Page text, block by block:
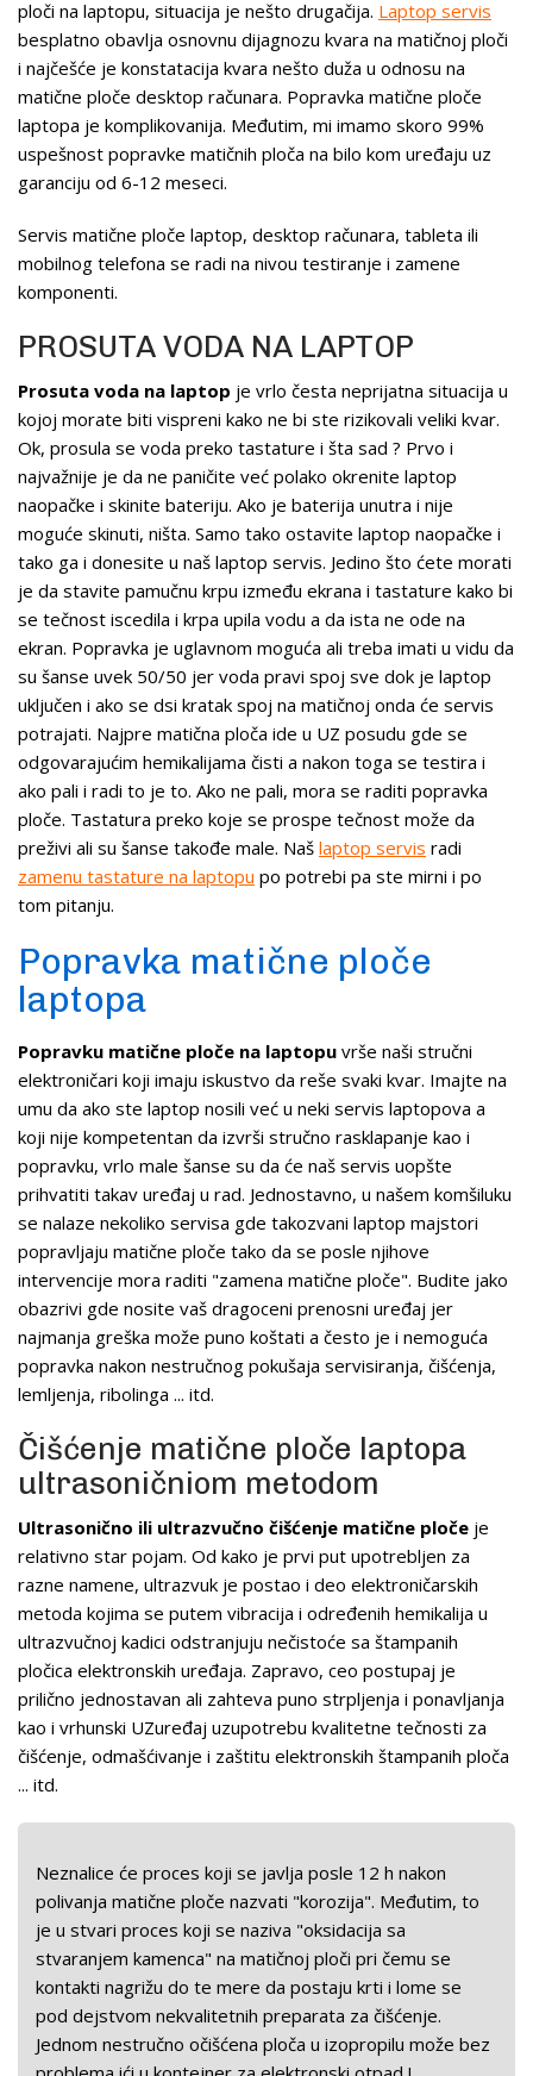
ploči na laptopu, situacija je nešto drugačija. Laptop servis
besplatno obavlja osnovnu dijagnozu kvara na matičnoj ploči
i najčešće je konstatacija kvara nešto duža u odnosu na
matične ploče desktop računara. Popravka matične ploče
laptopa je komplikovanija. Međutim, mi imamo skoro 99%
uspešnost popravke matičnih ploča na bilo kom uređaju uz
garanciju od 6-12 meseci.
Servis matične ploče laptop, desktop računara, tableta ili
mobilnog telefona se radi na nivou testiranje i zamene
komponenti.
PROSUTA VODA NA LAPTOP
Prosuta voda na laptop je vrlo česta neprijatna situacija u
kojoj morate biti vispreni kako ne bi ste rizikovali veliki kvar.
Ok, prosula se voda preko tastature i šta sad ? Prvo i
najvažnije je da ne paničite već polako okrenite laptop
naopačke i skinite bateriju. Ako je baterija unutra i nije
moguće skinuti, ništa. Samo tako ostavite laptop naopačke i
tako ga i donesite u naš laptop servis. Jedino što ćete morati
je da stavite pamučnu krpu između ekrana i tastature kako bi
se tečnost iscedila i krpa upila vodu a da ista ne ode na
ekran. Popravka je uglavnom moguća ali treba imati u vidu da
su šanse uvek 50/50 jer voda pravi spoj sve dok je laptop
uključen i ako se dsi kratak spoj na matičnoj onda će servis
potrajati. Najpre matična ploča ide u UZ posudu gde se
odgovarajućim hemikalijama čisti a nakon toga se testira i
ako pali i radi to je to. Ako ne pali, mora se raditi popravka
ploče. Tastatura preko koje se prospe tečnost može da
preživi ali su šanse takođe male. Naš laptop servis radi
zamenu tastature na laptopu po potrebi pa ste mirni i po
tom pitanju.
Popravka matične ploče
laptopa
Popravku matične ploče na laptopu vrše naši stručni
elektroničari koji imaju iskustvo da reše svaki kvar. Imajte na
umu da ako ste laptop nosili već u neki servis laptopova a
koji nije kompetentan da izvrši stručno rasklapanje kao i
popravku, vrlo male šanse su da će naš servis uopšte
prihvatiti takav uređaj u rad. Jednostavno, u našem komšiluku
se nalaze nekoliko servisa gde takozvani laptop majstori
popravljaju matične ploče tako da se posle njihove
intervencije mora raditi "zamena matične ploče". Budite jako
obazrivi gde nosite vaš dragoceni prenosni uređaj jer
najmanja greška može puno koštati a često je i nemoguća
popravka nakon nestručnog pokušaja servisiranja, čišćenja,
lemljenja, ribolinga ... itd.
Čišćenje matične ploče laptopa
ultrasoničniom metodom
Ultrasonično ili ultrazvučno čišćenje matične ploče je
relativno star pojam. Od kako je prvi put upotrebljen za
razne namene, ultrazvuk je postao i deo elektroničarskih
metoda kojima se putem vibracija i određenih hemikalija u
ultrazvučnoj kadici odstranjuju nečistoće sa štampanih
pločica elektronskih uređaja. Zapravo, ceo postupaj je
prilično jednostavan ali zahteva puno strpljenja i ponavljanja
kao i vrhunski UZuređaj uzupotrebu kvalitetne tečnosti za
čišćenje, odmašćivanje i zaštitu elektronskih štampanih ploča
... itd.
Neznalice će proces koji se javlja posle 12 h nakon
polivanja matične ploče nazvati "korozija". Međutim, to
je u stvari proces koji se naziva "oksidacija sa
stvaranjem kamenca" na matičnoj ploči pri čemu se
kontakti nagrižu do te mere da postaju krti i lome se
pod dejstvom nekvalitetnih preparata za čišćenje.
Jednom nestručno očišćena ploča u izopropilu može bez